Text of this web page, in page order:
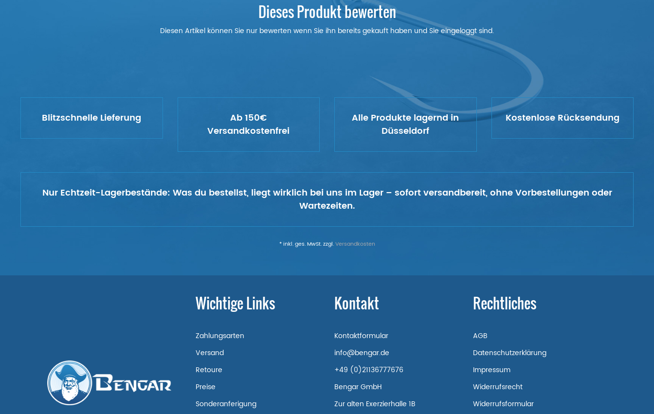
Dieses Produkt bewerten
Diesen Artikel können Sie nur bewerten wenn Sie ihn bereits gekauft haben und Sie eingeloggt sind.
Blitzschnelle Lieferung
Ab 150€
Versandkostenfrei
Alle Produkte lagernd in
Düsseldorf
Kostenlose Rücksendung
Nur Echtzeit-Lagerbestände: Was du bestellst, liegt wirklich bei uns im Lager – sofort versandbereit, ohne Vorbestellungen oder
Wartezeiten.
* inkl. ges. MwSt. zzgl.Versandkosten
Wichtige Links
Zahlungsarten
Versand
Retoure
Preise
Sonderanferigung
Kontakt
Kontaktformular
info@bengar.de
+49 (0)21136777676
Bengar GmbH
Zur alten Exerzierhalle 1B
Rechtliches
AGB
Datenschutzerklärung
Impressum
Widerrufsrecht
Widerrufsformular